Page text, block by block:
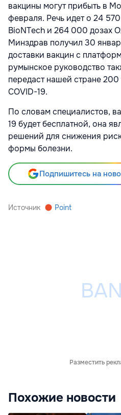
вакцины могут прибыть в
февраля. Речь идет о 24
BioNTech и 264 000 дозах
Минздрав получил 30
доставки вакцин с
румынское руководство
передаст нашей стране
COVID-19.
По словам специалистов,
19 будет бесплатной, она
решений для снижения
формы болезни.
Подпишитесь на
Источник Point
Разместить
Похожие новости